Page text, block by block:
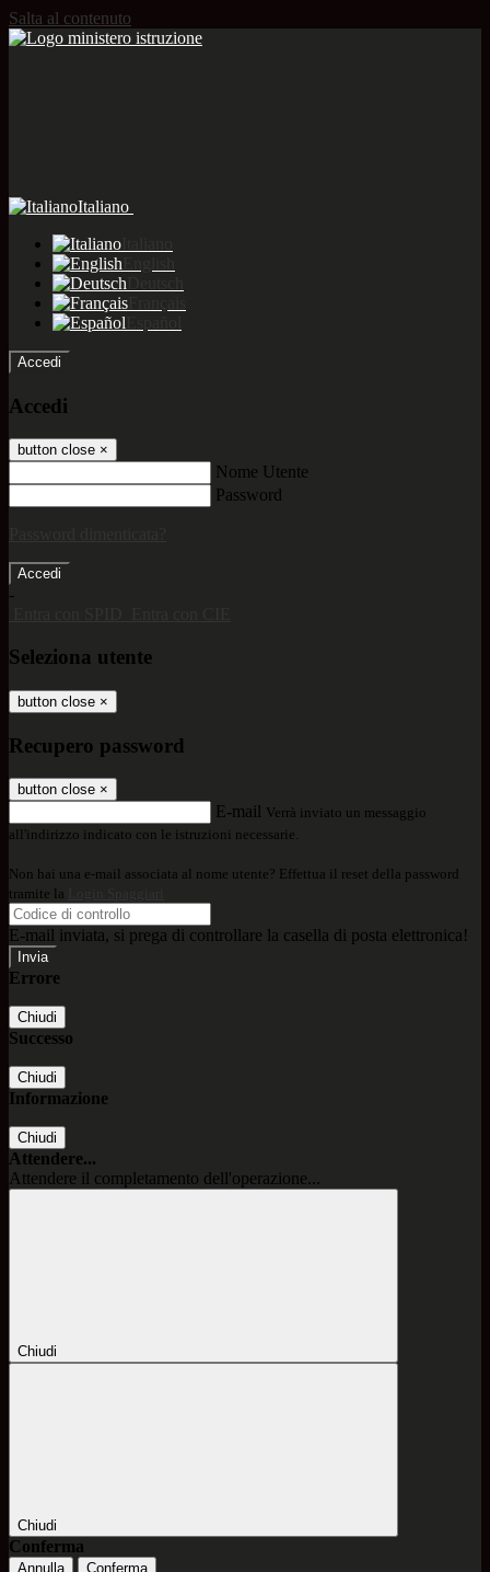
Salta al contenuto
Italiano
Accedi
Accedi
button close ×
Nome Utente
Password
-
Seleziona utente
button close ×
Recupero password
button close ×
E-mail Verrà inviato un messaggio
all'indirizzo indicato con le istruzioni necessarie.
Non hai una e-mail associata al nome utente? Effettua il reset della password
tramite la
E-mail inviata, si prega di controllare la casella di posta elettronica!
Errore
Chiudi
Successo
Chiudi
Informazione
Chiudi
Attendere...
Attendere il completamento dell'operazione...
Chiudi
Chiudi
Conferma
Annulla Conferma